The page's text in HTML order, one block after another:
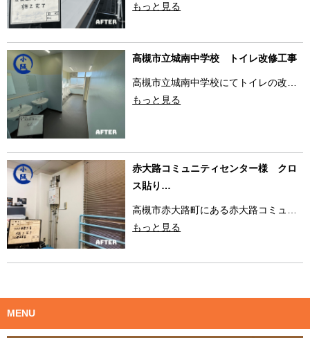
もっと見る
高槻市立城南中学校 トイレ改修工事
高槻市立城南中学校にてトイレの改…
もっと見る
赤大路コミュニティセンター様 クロ
ス貼り…
高槻市赤大路町にある赤大路コミュ…
もっと見る
MENU